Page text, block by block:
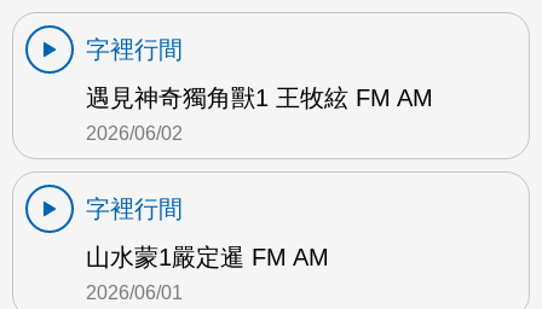
字裡行間
遇見神奇獨角獸1 王牧絃 FM AM
2026/06/02
字裡行間
山水蒙1嚴定暹 FM AM
2026/06/01